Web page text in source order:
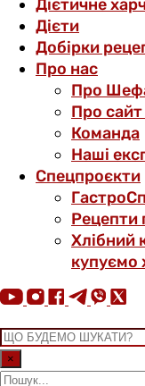
Дієтичне
Дієти
Добірки
Про нас
Про
Про
Команда
Наші
Спецпроєкти
Рецепти
Хлібний
купуємо
×